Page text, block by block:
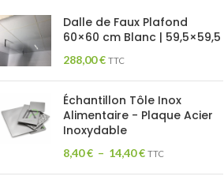
Dalle de Faux Plafond
60×60 cm Blanc | 59,5×59,5
288,00€ TTC
Échantillon Tôle Inox
Alimentaire - Plaque Acier
Inoxydable
8,40€ – 14,40€ TTC